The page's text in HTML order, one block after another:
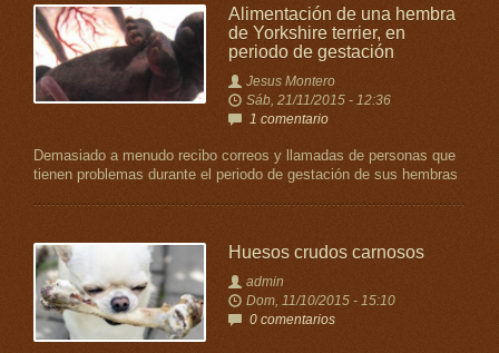
Alimentación de una hembra
de Yorkshire terrier, en
periodo de gestación
Jesus Montero
Sáb, 21/11/2015 - 12:36
1 comentario
Demasiado a menudo recibo correos y llamadas de personas que
tienen problemas durante el periodo de gestación de sus hembras
Huesos crudos carnosos
admin
Dom, 11/10/2015 - 15:10
0 comentarios